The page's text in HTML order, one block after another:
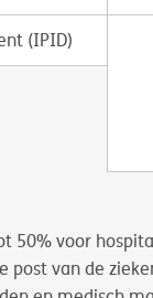
(IPID)
50% voor
post van de